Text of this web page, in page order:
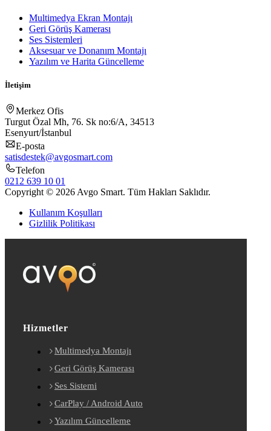
Multimedya Ekran Montajı
Geri Görüş Kamerası
Ses Sistemleri
Aksesuar ve Donanım Montajı
Yazılım ve Harita Güncelleme
İletişim
Merkez Ofis
Turgut Özal Mh, 76. Sk no:6/A, 34513
Esenyurt/İstanbul
E-posta
satisdestek@avgosmart.com
Telefon
0212 639 10 01
Copyright © 2026 Avgo Smart. Tüm Hakları Saklıdır.
Kullanım Koşulları
Gizlilik Politikası
Hizmetler
Multimedya Montajı
Geri Görüş Kamerası
Ses Sistemi
CarPlay / Android Auto
Yazılım Güncelleme